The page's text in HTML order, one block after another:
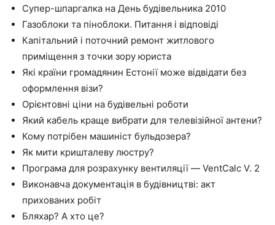
Супер-шпаргалка на День будівельника 2010
Газоблоки та піноблоки. Питання і відповіді
Капітальний і поточний ремонт житлового
приміщення з точки зору юриста
Які країни громадянин Естонії може відвідати без
оформлення візи?
Орієнтовні ціни на будівельні роботи
Який кабель краще вибрати для телевізійної антени?
Кому потрібен машиніст бульдозера?
Як мити кришталеву люстру?
Програма для розрахунку вентиляції — VentCalc V. 2
Виконавча документація в будівництві: акт
прихованих робіт
Бляхар? А хто це?